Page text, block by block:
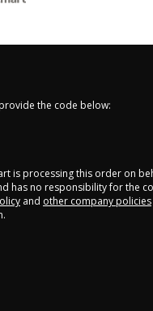
the code below:
is processing this order on
has no responsibility for the
and other company policies